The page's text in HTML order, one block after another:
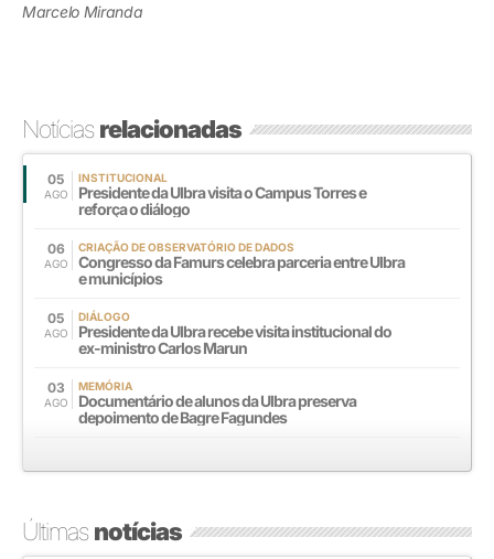
Marcelo Miranda
Notíciasrelacionadas
05
AGO
INSTITUCIONAL
Presidente da Ulbra visita o Campus Torres e
reforça o diálogo
06
AGO
CRIAÇÃO DE OBSERVATÓRIO DE DADOS
Congresso da Famurs celebra parceria entre Ulbra
e municípios
05
AGO
DIÁLOGO
Presidente da Ulbra recebe visita institucional do
ex-ministro Carlos Marun
03
AGO
MEMÓRIA
Documentário de alunos da Ulbra preserva
depoimento de Bagre Fagundes
Últimasnotícias